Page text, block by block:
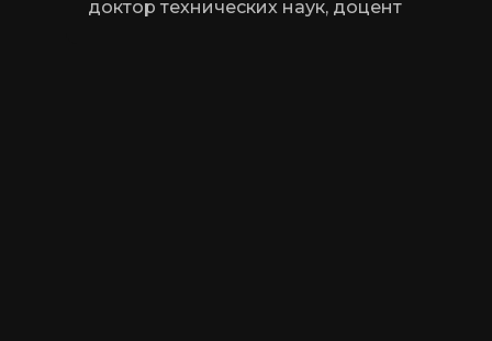
доктор технических наук, доцент